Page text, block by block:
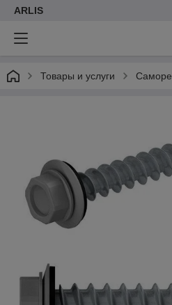
ARLIS
Товары и услуги